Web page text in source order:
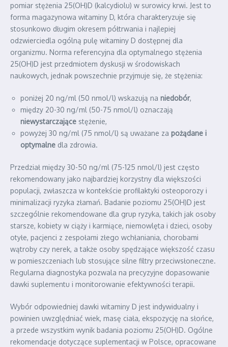
pomiar stężenia 25(OH)D (kalcydiolu) w surowicy krwi. Jest to
forma magazynowa witaminy D, która charakteryzuje się
stosunkowo długim okresem półtrwania i najlepiej
odzwierciedla ogólną pulę witaminy D dostępnej dla
organizmu. Norma referencyjna dla optymalnego stężenia
25(OH)D jest przedmiotem dyskusji w środowiskach
naukowych, jednak powszechnie przyjmuje się, że stężenia:
poniżej 20 ng/ml (50 nmol/l) wskazują na niedobór,
między 20-30 ng/ml (50-75 nmol/l) oznaczają
niewystarczające stężenie,
powyżej 30 ng/ml (75 nmol/l) są uważane za pożądane i
optymalne dla zdrowia.
Przedział między 30-50 ng/ml (75-125 nmol/l) jest często
rekomendowany jako najbardziej korzystny dla większości
populacji, zwłaszcza w kontekście profilaktyki osteoporozy i
minimalizacji ryzyka złamań. Badanie poziomu 25(OH)D jest
szczególnie rekomendowane dla grup ryzyka, takich jak osoby
starsze, kobiety w ciąży i karmiące, niemowlęta i dzieci, osoby
otyłe, pacjenci z zespołami złego wchłaniania, chorobami
wątroby czy nerek, a także osoby spędzające większość czasu
w pomieszczeniach lub stosujące silne filtry przeciwsłoneczne.
Regularna diagnostyka pozwala na precyzyjne dopasowanie
dawki suplementu i monitorowanie efektywności terapii.
Wybór odpowiedniej dawki witaminy D jest indywidualny i
powinien uwzględniać wiek, masę ciała, ekspozycję na słońce,
a przede wszystkim wynik badania poziomu 25(OH)D. Ogólne
rekomendacje dotyczące suplementacji w Polsce, opracowane